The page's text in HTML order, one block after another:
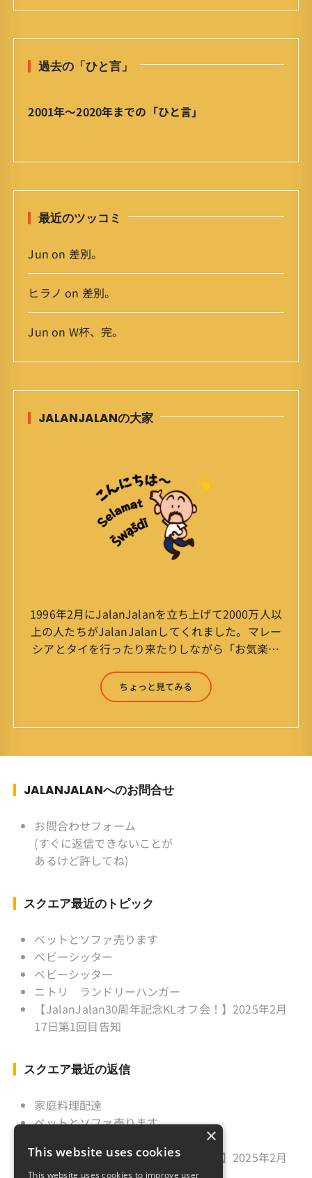
ひ
言
ア
イ
過去の「ひと言」
2001年〜2020年までの「ひと言」
最近のツッコミ
Jun on 差別。
ヒラノ on 差別。
Jun on W杯、完。
JALANJALANの大家
1996年2月にJalanJalanを立ち上げて2000万人以
上の人たちがJalanJalanしてくれました。マレー
シアとタイを行ったり来たりしながら「お気楽」
森 淳（Jun Yamamori） 生年月日 ：1959年
7月4日(61才) 生まれ ：香港(3才まで)
スポーツ ：水泳(浜名湾流古式泳法、競泳平泳
ク ソフトボール
監督 BKKソフトボール「おぼん
こぼん 」監督 マレーシア歴：1991年から31年
目 タイ歴 ：2001年から21年目
ちょっと見てみる
JALANJALANへのお問合せ
お問合わせフォーム
(すぐに返信できないことが
あるけど許してね)
スクエア最近のトピック
ベットとソファ売ります
ベビーシッター
ベビーシッター
ニトリ ランドリーハンガー
【JalanJalan30周年記念KLオフ会！】2025年2月
17日第1回目告知
スクエア最近の返信
家庭料理配達
ベットとソファ売ります
【JalanJalan30周年記念KLオフ会！】2025年2月
17日第1回目告知
×
This website uses cookies
This website uses cookies to improve user